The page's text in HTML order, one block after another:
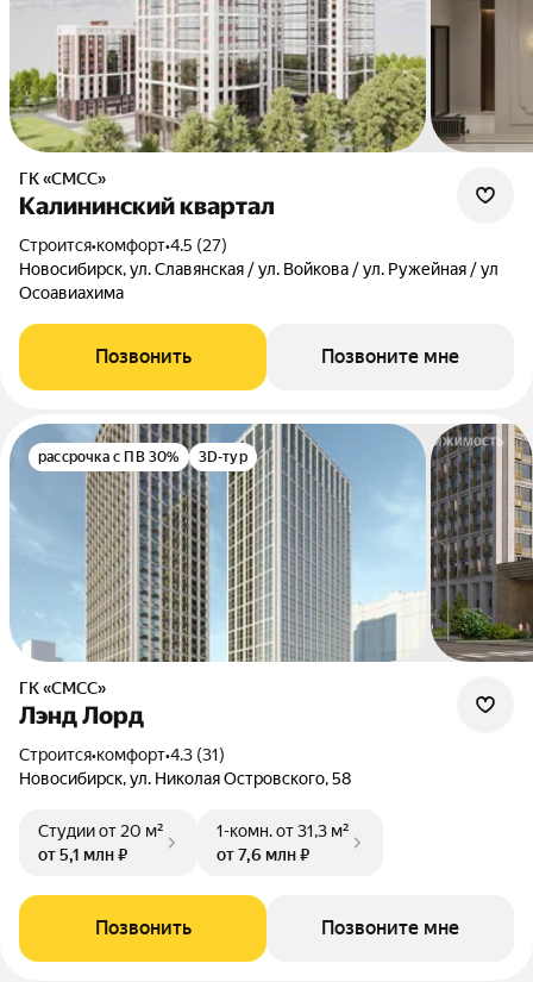
ГК «СМСС»
Калининский квартал
Строится•комфорт•4.5 (27)
Новосибирск, ул. Славянская / ул. Войкова / ул. Ружейная / ул
Осоавиахима
Позвонить Позвоните мне
рассрочка с ПВ 30% 3D-тур
ГК «СМСС»
Лэнд Лорд
Строится•комфорт•4.3 (31)
Новосибирск, ул. Николая Островского, 58
Студииот 20 м²
от 5,1 млн ₽
1-комн.от 31,3 м²
от 7,6 млн ₽
Позвонить Позвоните мне